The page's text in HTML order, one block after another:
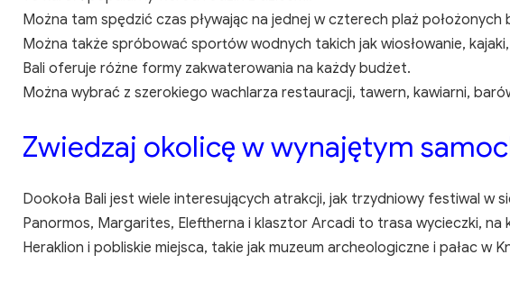
Można tam spędzić czas pływając na jednej w czterech plaż położonych
Można także spróbować sportów wodnych takich jak wiosłowanie,
Bali oferuje różne formy zakwaterowania na każdy budżet.
Można wybrać z szerokiego wachlarza restauracji, tawern, kawiarni,
Zwiedzaj okolicę w wynajętym
Dookoła Bali jest wiele interesujących atrakcji, jak trzydniowy festiwal w
Panormos, Margarites, Eleftherna i klasztor Arcadi to trasa wycieczki,
Heraklion i pobliskie miejsca, takie jak muzeum archeologiczne i pałac w